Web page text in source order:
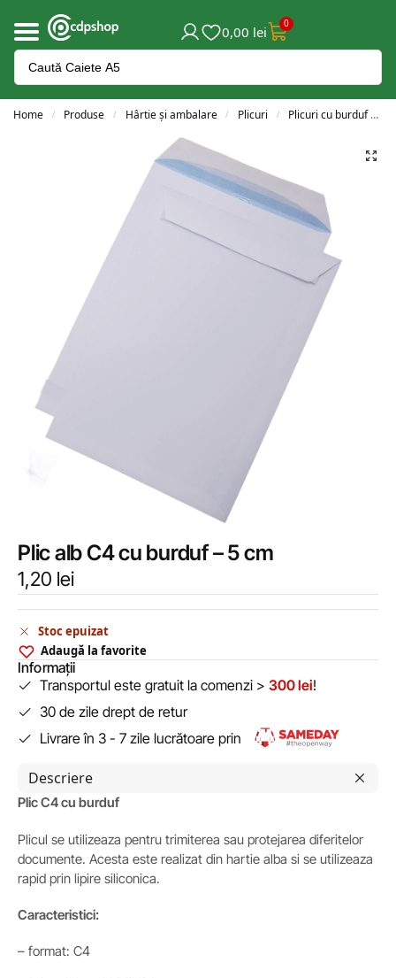
0,00 lei 0
Home / Produse / Hârtie și ambalare / Plicuri / Plicuri cu burduf
Plic alb C4 cu burduf – 5 cm
1,20 lei
Stoc epuizat
Adaugă la favorite
Informații
Transportul este gratuit la comenzi > 300 lei!
30 de zile drept de retur
Livrare în 3 - 7 zile lucrătoare prin
Descriere
Plic C4 cu burduf
Plicul se utilizeaza pentru trimiterea sau protejarea diferitelor
documente. Acesta este realizat din hartie alba si se utilizeaza
rapid prin lipire siliconica.
Caracteristici:
– format: C4